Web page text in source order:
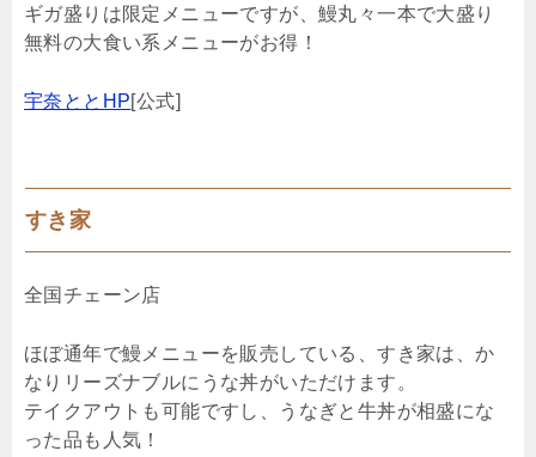
ギガ盛りは限定メニューですが、鰻丸々一本で大盛り
無料の大食い系メニューがお得！
宇奈ととHP[公式]
すき家
全国チェーン店
ほぼ通年で鰻メニューを販売している、すき家は、か
なりリーズナブルにうな丼がいただけます。
テイクアウトも可能ですし、うなぎと牛丼が相盛にな
った品も人気！